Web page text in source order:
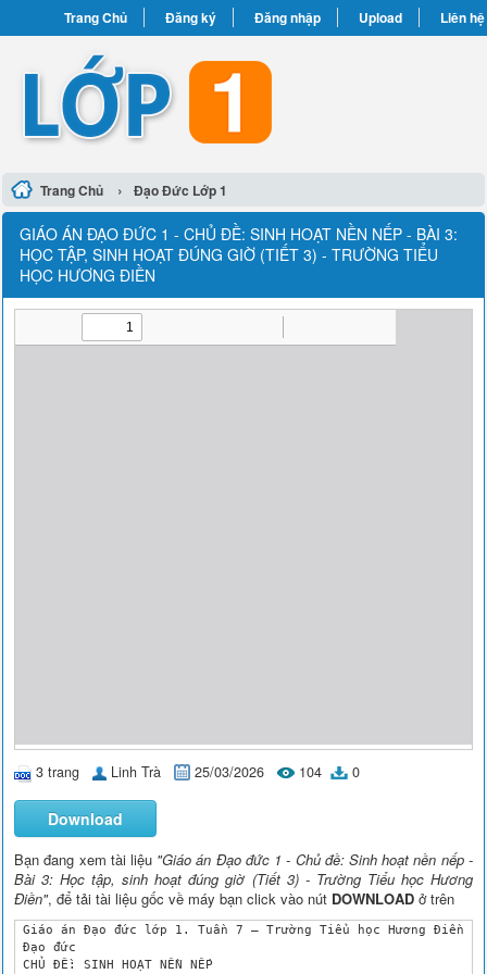
Trang Chủ Đăng ký Đăng nhập Upload Liên hệ
Trang Chủ › Đạo Đức Lớp 1
GIÁO ÁN ĐẠO ĐỨC 1 - CHỦ ĐỀ: SINH HOẠT NỀN NẾP - BÀI 3:
HỌC TẬP, SINH HOẠT ĐÚNG GIỜ (TIẾT 3) - TRƯỜNG TIỂU
HỌC HƯƠNG ĐIỀN
3 trang Linh Trà 25/03/2026 104 0
Download
Bạn đang xem tài liệu "Giáo án Đạo đức 1 - Chủ đề: Sinh hoạt nền nếp -
Bài 3: Học tập, sinh hoạt đúng giờ (Tiết 3) - Trường Tiểu học Hương
Điền", để tải tài liệu gốc về máy bạn click vào nút DOWNLOAD ở trên
Giáo án Đạo đức lớp 1. Tuần 7 – Trường Tiểu học Hương Điền
Đạo đức
CHỦ ĐỀ: SINH HOẠT NỀN NẾP